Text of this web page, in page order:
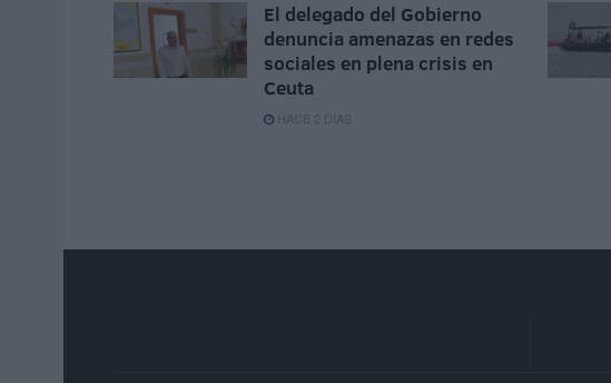
El delegado del Gobierno
denuncia amenazas en redes
sociales en plena crisis en
Ceuta
HACE 2 DÍAS